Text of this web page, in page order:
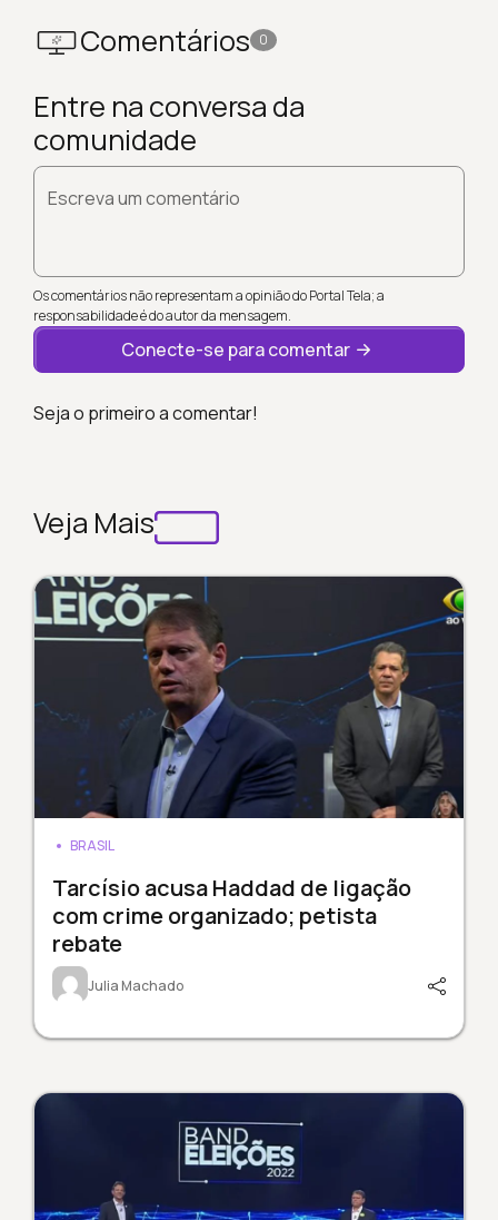
Comentários 0
Entre na conversa da
comunidade
Escreva um comentário
Os comentários não representam a opinião do Portal Tela; a
responsabilidade é do autor da mensagem.
Conecte-se para comentar
Seja o primeiro a comentar!
Veja Mais
BRASIL
Tarcísio acusa Haddad de ligação
com crime organizado; petista
rebate
Julia Machado